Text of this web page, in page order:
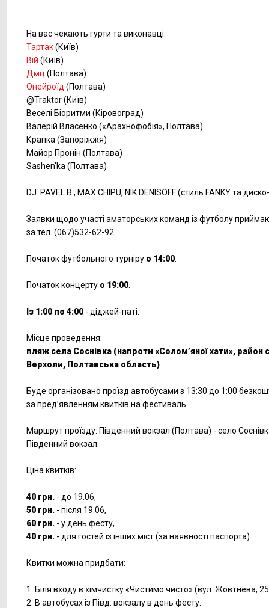
На вас чекають гурти та виконавці:
Тартак(Київ)
Вій (Київ)
Дмц (Полтава)
Онейроїд (Полтава)
@Traktor (Київ)
Веселі Біоритми (Кіровоград)
Валерій Власенко («Арахнофобія», Полтава)
Крапка (Запоріжжя)
Майор Пронін (Полтава)
Sashen'ka (Полтава)
DJ: PAVEL B., MAX CHIPU, NIK DENISOFF (стиль FANKY та
Заявки щодо участі аматорських команд із футболу
за тел. (067)532-62-92.
Початок футбольного турніру о 14:00
Початок концерту о 19:00
Із 1:00 по 4:00 - діджей-паті.
Місце проведення:
пляж села Соснівка (напроти «Солом’яної хати», район
Верхоли, Полтавська область)
Буде організовано проїзд автобусами з 13:30 до 1:00
за пред’явленням квитків на фестиваль.
Маршрут проїзду: Південний вокзал (Полтава) - село
Південний вокзал.
Ціна квитків:
40 грн. - до 19.06,
50 грн. - після 19.06,
60 грн. - у день фесту,
40 грн. - для гостей із інших міст (за наявності паспорта).
Квитки можна придбати:
1. Біля входу в хімчистку «Чистимо чисто» (вул. Жовтнева,
2. В автобусах із Півд. вокзалу в день фесту.